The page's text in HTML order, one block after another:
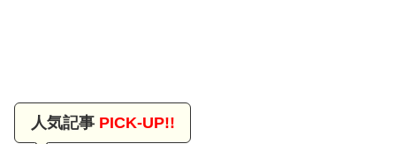
人気記事PICK-UP!!